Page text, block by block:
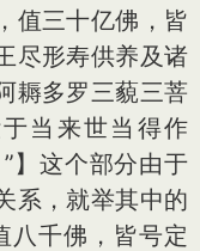
值三十亿佛，皆
尽形寿供养及诸
耨多罗三藐三菩
当来世当得作
】这个部分由于
系，就举其中的
八千佛，皆号定